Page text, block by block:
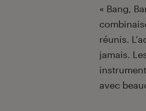
« Bang,
réunis.
jamais.
avec